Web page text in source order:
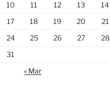
10
11 12 13 14
17
18 19 20 21
24
25 26 27 28
31
« Mar